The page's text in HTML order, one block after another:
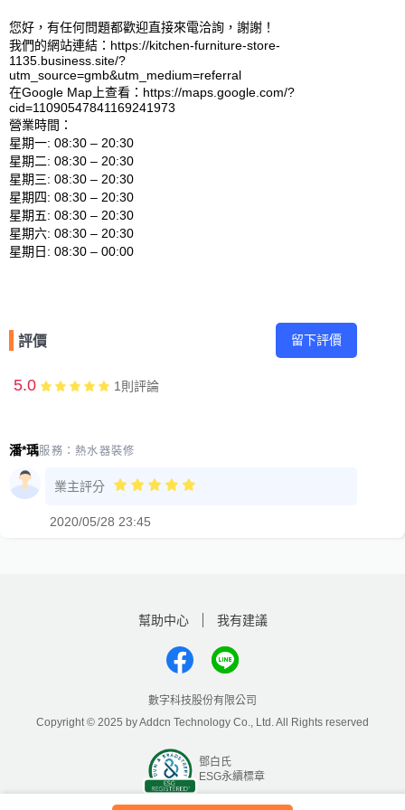
您好，有任何問題都歡迎直接來電洽詢，謝謝！
我們的網站連結：https://kitchen-furniture-store-
1135.business.site/?
utm_source=gmb&utm_medium=referral
在Google Map上查看：https://maps.google.com/?
cid=11090547841169241973
營業時間：
星期一: 08:30 – 20:30
星期二: 08:30 – 20:30
星期三: 08:30 – 20:30
星期四: 08:30 – 20:30
星期五: 08:30 – 20:30
星期六: 08:30 – 20:30
評價 留下評價
5.0 1 則評論
潘*瑀服務：熱水器裝修
業主評分
2020/05/28 23:45
幫助中心 我有建議
數字科技股份有限公司
Copyright © 2025 by Addcn Technology Co., Ltd. All Rights reserved
鄧白氏
ESG永續標章